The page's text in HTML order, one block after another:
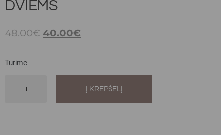
DVIEMS
48.00€ 40.00€
Turime
Į KREPŠELĮ